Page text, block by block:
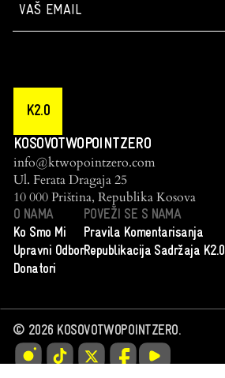
K2.0
KOSOVOTWOPOINTZERO
info@ktwopointzero.com
Ul. Ferata Dragaja 25
10 000 Priština, Republika Kosova
O NAMA
Ko Smo Mi
Upravni Odbor
Donatori
POVEŽI SE S NAMA
Pravila Komentarisanja
Republikacija Sadržaja K2.0
© 2026KOSOVOTWOPOINTZERO.